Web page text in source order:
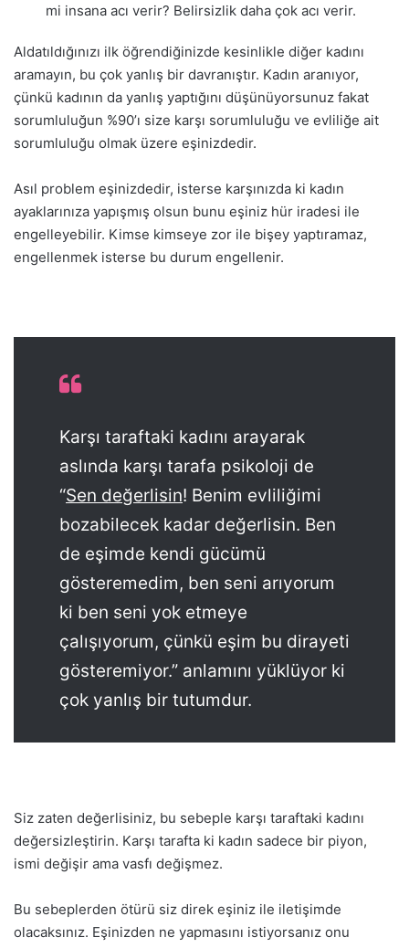
mi insana acı verir? Belirsizlik daha çok acı verir.
Aldatıldığınızı ilk öğrendiğinizde kesinlikle diğer kadını
aramayın, bu çok yanlış bir davranıştır. Kadın aranıyor,
çünkü kadının da yanlış yaptığını düşünüyorsunuz fakat
sorumluluğun %90’ı size karşı sorumluluğu ve evliliğe ait
sorumluluğu olmak üzere eşinizdedir.
Asıl problem eşinizdedir, isterse karşınızda ki kadın
ayaklarınıza yapışmış olsun bunu eşiniz hür iradesi ile
engelleyebilir. Kimse kimseye zor ile bişey yaptıramaz,
engellenmek isterse bu durum engellenir.
Karşı taraftaki kadını arayarak
aslında karşı tarafa psikoloji de
“Sen değerlisin! Benim evliliğimi
bozabilecek kadar değerlisin. Ben
de eşimde kendi gücümü
gösteremedim, ben seni arıyorum
ki ben seni yok etmeye
çalışıyorum, çünkü eşim bu dirayeti
gösteremiyor.” anlamını yüklüyor ki
çok yanlış bir tutumdur.
Siz zaten değerlisiniz, bu sebeple karşı taraftaki kadını
değersizleştirin. Karşı tarafta ki kadın sadece bir piyon,
ismi değişir ama vasfı değişmez.
Bu sebeplerden ötürü siz direk eşiniz ile iletişimde
olacaksınız. Eşinizden ne yapmasını istiyorsanız onu